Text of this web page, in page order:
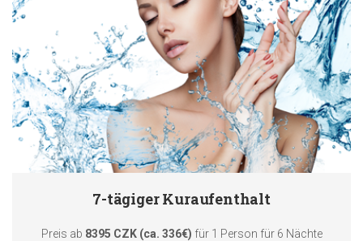
7-tägiger Kuraufenthalt
Preis ab 8395 CZK (ca. 336€) für 1 Person für 6 Nächte